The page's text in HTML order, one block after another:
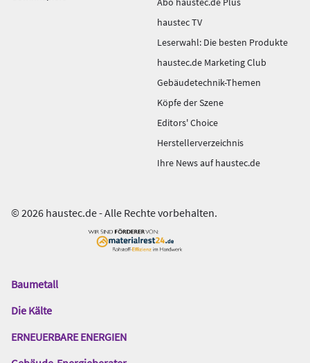
haustec TV
Leserwahl: Die besten Produkte
haustec.de Marketing Club
Gebäudetechnik-Themen
Köpfe der Szene
Editors' Choice
Herstellerverzeichnis
Ihre News auf haustec.de
© 2026 haustec.de - Alle Rechte vorbehalten.
Das
Gentner
Baumetall
Die Kälte
ERNEUERBARE ENERGIEN